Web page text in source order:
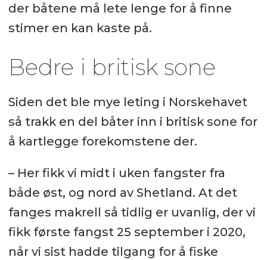
der båtene må lete lenge for å finne
stimer en kan kaste på.
Bedre i britisk sone
Siden det ble mye leting i Norskehavet
så trakk en del båter inn i britisk sone for
å kartlegge forekomstene der.
– Her fikk vi midt i uken fangster fra
både øst, og nord av Shetland. At det
fanges makrell så tidlig er uvanlig, der vi
fikk første fangst 25 september i 2020,
når vi sist hadde tilgang for å fiske